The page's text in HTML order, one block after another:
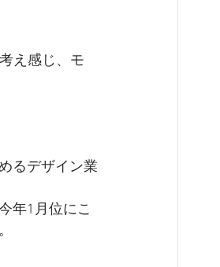
え感じ、モ
るデザイン業
年1月位にこ